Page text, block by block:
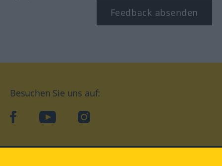
Feedback absenden
Besuchen Sie uns auf:
facebookYouTube Instagram